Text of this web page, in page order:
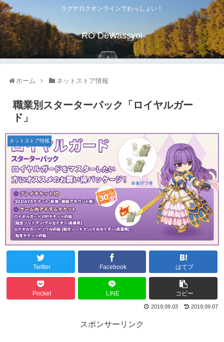
ラグナロクオンラインでわっしょい！
RO DeWassyoi
ホーム ネットストア情報
職業別スターターパック「ロイヤルガー
ド」
ネットストア情報
Twitter Facebook はてブ
Pocket LINE コピー
2019.09.07
2019.09.03
スポンサーリンク